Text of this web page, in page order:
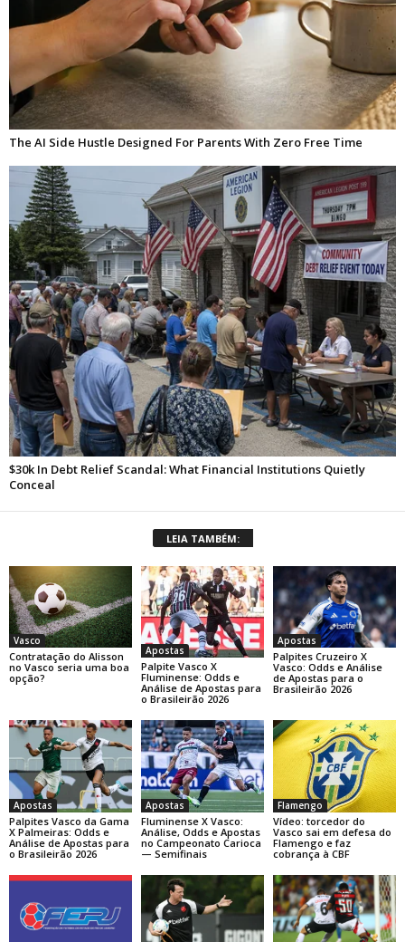
LEIA TAMBÉM:
Vasco
Contratação do Alisson
no Vasco seria uma boa
opção?
Apostas
Palpite Vasco X
Fluminense: Odds e
Análise de Apostas para
o Brasileirão 2026
Apostas
Palpites Cruzeiro X
Vasco: Odds e Análise
de Apostas para o
Brasileirão 2026
Apostas
Palpites Vasco da Gama
X Palmeiras: Odds e
Análise de Apostas para
o Brasileirão 2026
Apostas
Fluminense X Vasco:
Análise, Odds e Apostas
no Campeonato Carioca
— Semifinais
Flamengo
Vídeo: torcedor do
Vasco sai em defesa do
Flamengo e faz
cobrança à CBF